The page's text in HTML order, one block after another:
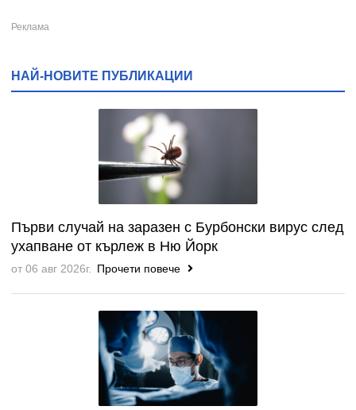
НАЙ-НОВИТЕ ПУБЛИКАЦИИ
Първи случай на заразен с Бурбонски вирус след
ухапване от кърлеж в Ню Йорк
от 06 авг 2026г. Прочети повече